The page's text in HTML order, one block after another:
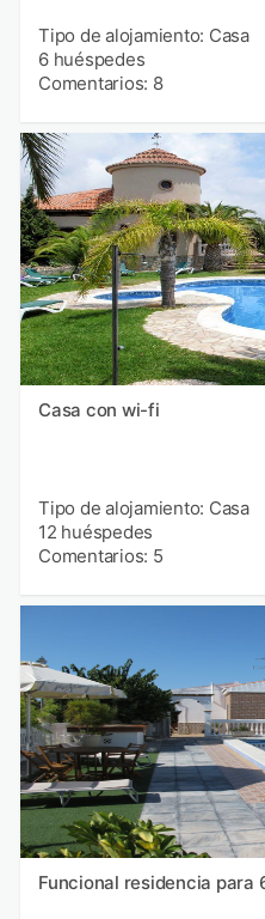
Tipo de alojamiento: Casa
6 huéspedes
Comentarios: 8
Casa con wi-fi
Tipo de alojamiento: Casa
12 huéspedes
Comentarios: 5
Funcional residencia para